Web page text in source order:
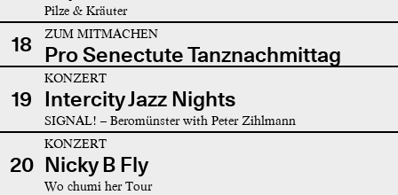
Pilze & Kräuter
18 ZUM MITMACHEN
Pro Senectute Tanznachmittag
19
KONZERT
Intercity Jazz Nights
SIGNAL! – Beromünster with Peter Zihlmann
20
KONZERT
Nicky B Fly
Wo chumi her Tour